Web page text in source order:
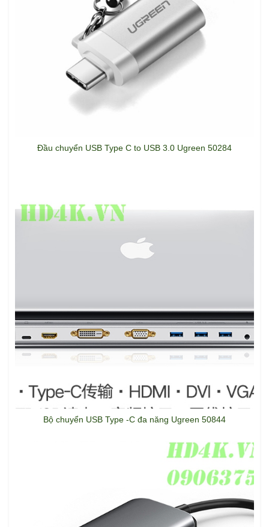
Đầu chuyển USB Type C to USB 3.0 Ugreen 50284
Bộ chuyển USB Type -C đa năng Ugreen 50844